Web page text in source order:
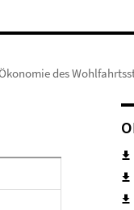
des